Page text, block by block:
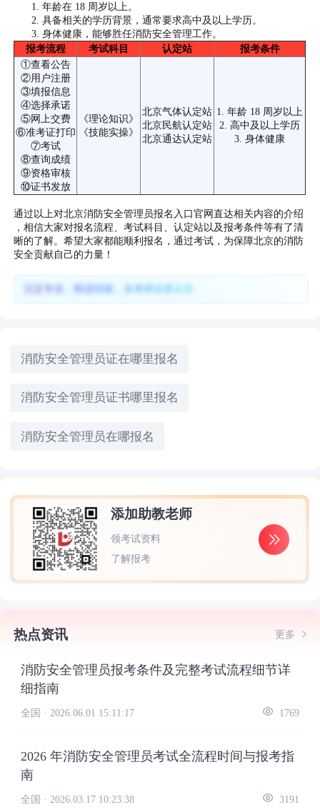
年龄在 18 周岁以上。
具备相关的学历背景，通常要求高中及以上学历。
身体健康，能够胜任消防安全管理工作。
报考流程
考试科目 认定站
报考条件
①查看公告
②用户注册
③填报信息
④选择承诺
⑤网上交费
⑥准考证打印
⑦考试
⑧查询成绩
⑨资格审核
⑩证书发放
《理论知识》
《技能实操》
北京气体认定站
北京民航认定站
北京通达认定站
1. 年龄 18 周岁以上
2. 高中及以上学历
3. 身体健康
通过以上对北京消防安全管理员报名入口官网直达相关内容的介绍
，相信大家对报名流程、考试科目、认定站以及报考条件等有了清
晰的了解。希望大家都能顺利报名，通过考试，为保障北京的消防
安全贡献自己的力量！
沉淀专业、精进技能，未来择业更从容。
消防安全管理员证在哪里报名
消防安全管理员证书哪里报名
消防安全管理员在哪报名
添加助教老师
领考试资料
了解报考
热点资讯 更多
消防安全管理员报考条件及完整考试流程细节详
细指南
全国 · 2026.06.01 15:11:17 1769
2026 年消防安全管理员考试全流程时间与报考指
南
全国 · 2026.03.17 10:23:38 3191